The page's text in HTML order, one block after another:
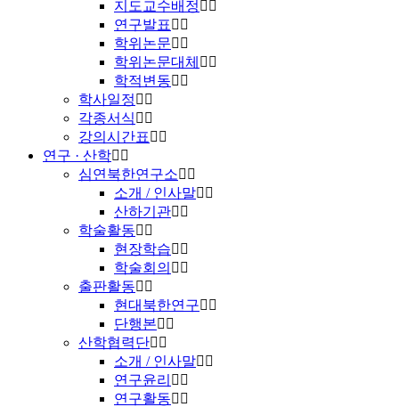
지도교수배정
연구발표
학위논문
학위논문대체
학적변동
학사일정
각종서식
강의시간표
연구 · 산학
심연북한연구소
소개 / 인사말
산하기관
학술활동
현장학습
학술회의
출판활동
현대북한연구
단행본
산학협력단
소개 / 인사말
연구윤리
연구활동